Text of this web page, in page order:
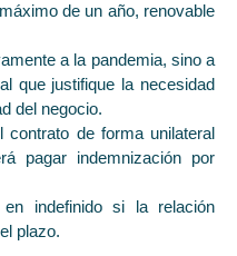
de un año, renovable
a la pandemia, sino a
que justifique la necesidad
del negocio.
contrato de forma unilateral
pagar indemnización por
indefinido si la relación
plazo.